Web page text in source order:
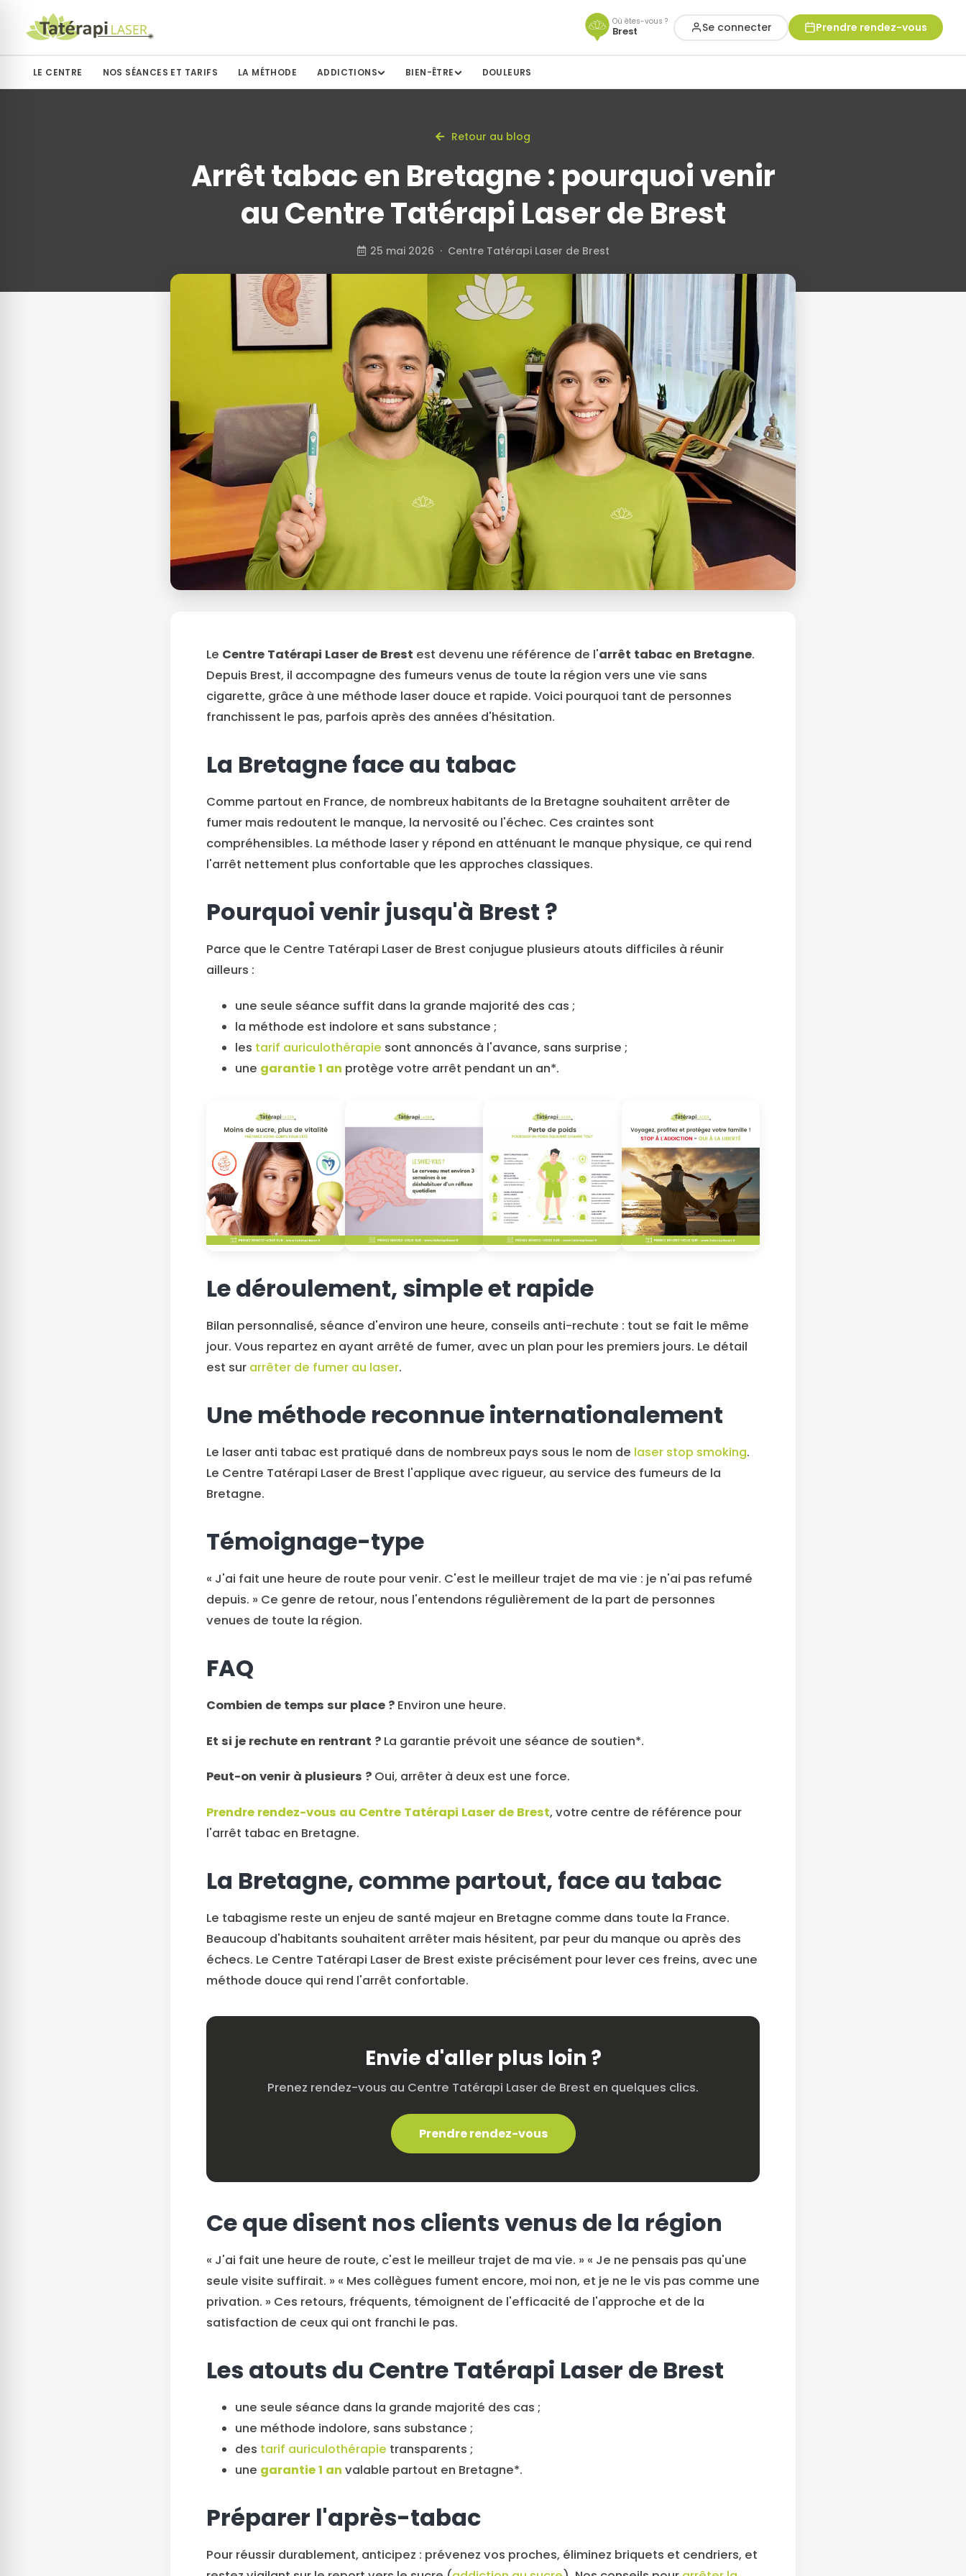
Où êtes-vous ?
Brest Se connecter Prendre rendez-vous
LE CENTRE NOS SÉANCES ET TARIFS LA MÉTHODE ADDICTIONS BIEN-ÊTRE DOULEURS
Retour au blog
Arrêt tabac en Bretagne : pourquoi venir
au Centre Tatérapi Laser de Brest
25 mai 2026 · Centre Tatérapi Laser de Brest
Le Centre Tatérapi Laser de Brest est devenu une référence de l'arrêt tabac en Bretagne.
Depuis Brest, il accompagne des fumeurs venus de toute la région vers une vie sans
cigarette, grâce à une méthode laser douce et rapide. Voici pourquoi tant de personnes
franchissent le pas, parfois après des années d'hésitation.
La Bretagne face au tabac
Comme partout en France, de nombreux habitants de la Bretagne souhaitent arrêter de
fumer mais redoutent le manque, la nervosité ou l'échec. Ces craintes sont
compréhensibles. La méthode laser y répond en atténuant le manque physique, ce qui rend
l'arrêt nettement plus confortable que les approches classiques.
Pourquoi venir jusqu'à Brest ?
Parce que le Centre Tatérapi Laser de Brest conjugue plusieurs atouts difficiles à réunir
ailleurs :
une seule séance suffit dans la grande majorité des cas ;
la méthode est indolore et sans substance ;
les tarif auriculothérapie sont annoncés à l'avance, sans surprise ;
une garantie 1 an protège votre arrêt pendant un an*.
Le déroulement, simple et rapide
Bilan personnalisé, séance d'environ une heure, conseils anti-rechute : tout se fait le même
jour. Vous repartez en ayant arrêté de fumer, avec un plan pour les premiers jours. Le détail
est sur arrêter de fumer au laser.
Une méthode reconnue internationalement
Le laser anti tabac est pratiqué dans de nombreux pays sous le nom de laser stop smoking.
Le Centre Tatérapi Laser de Brest l'applique avec rigueur, au service des fumeurs de la
Bretagne.
Témoignage-type
« J'ai fait une heure de route pour venir. C'est le meilleur trajet de ma vie : je n'ai pas refumé
depuis. » Ce genre de retour, nous l'entendons régulièrement de la part de personnes
venues de toute la région.
FAQ
Combien de temps sur place ? Environ une heure.
Et si je rechute en rentrant ? La garantie prévoit une séance de soutien*.
Peut-on venir à plusieurs ? Oui, arrêter à deux est une force.
Prendre rendez-vous au Centre Tatérapi Laser de Brest, votre centre de référence pour
l'arrêt tabac en Bretagne.
La Bretagne, comme partout, face au tabac
Le tabagisme reste un enjeu de santé majeur en Bretagne comme dans toute la France.
Beaucoup d'habitants souhaitent arrêter mais hésitent, par peur du manque ou après des
échecs. Le Centre Tatérapi Laser de Brest existe précisément pour lever ces freins, avec une
méthode douce qui rend l'arrêt confortable.
Envie d'aller plus loin ?
Prenez rendez-vous au Centre Tatérapi Laser de Brest en quelques clics.
Prendre rendez-vous
Ce que disent nos clients venus de la région
« J'ai fait une heure de route, c'est le meilleur trajet de ma vie. » « Je ne pensais pas qu'une
seule visite suffirait. » « Mes collègues fument encore, moi non, et je ne le vis pas comme une
privation. » Ces retours, fréquents, témoignent de l'efficacité de l'approche et de la
satisfaction de ceux qui ont franchi le pas.
Les atouts du Centre Tatérapi Laser de Brest
une seule séance dans la grande majorité des cas ;
une méthode indolore, sans substance ;
des tarif auriculothérapie transparents ;
une garantie 1 an valable partout en Bretagne*.
Préparer l'après-tabac
Pour réussir durablement, anticipez : prévenez vos proches, éliminez briquets et cendriers, et